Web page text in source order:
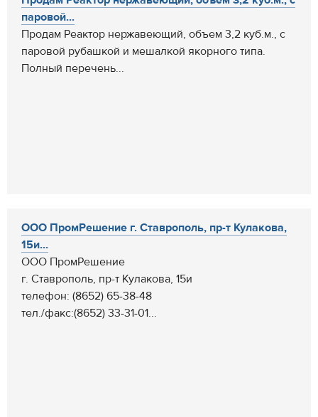
паровой...
Продам Реактор нержавеющий, объем 3,2 куб.м., с
паровой рубашкой и мешалкой якорного типа.
Полный перечень...
ООО ПромРешение г. Ставрополь, пр-т Кулакова,
15и...
ООО ПромРешение
г. Ставрополь, пр-т Кулакова, 15и
телефон: (8652) 65-38-48
тел./факс:(8652) 33-31-01...